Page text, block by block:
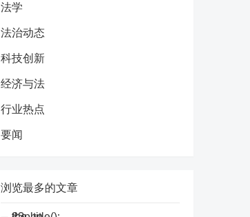
法学
法治动态
科技创新
经济与法
行业热点
要闻
浏览最多的文章